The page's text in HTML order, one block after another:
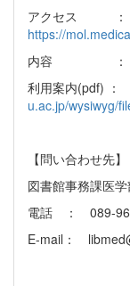
アクセス ：
https://
内容 ： 医
利用案内(pdf) ：
u.ac.jp/wysiwyg/
【問い合わせ先】
図書館事務課医
電話 ： 089-
E-mail：